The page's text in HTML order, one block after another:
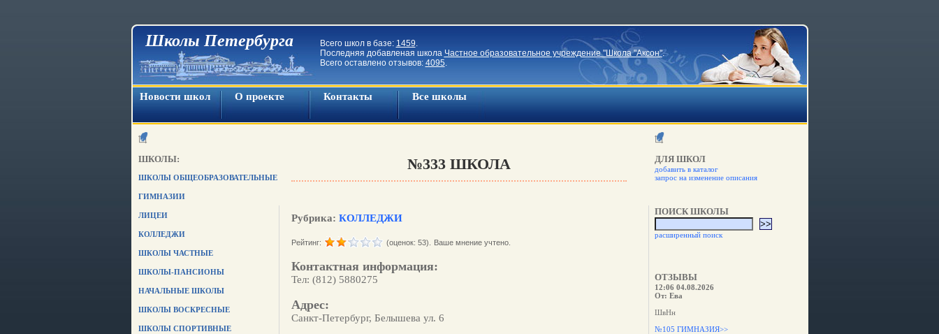
Школы Петербурга Всего школ в базе: 1459.
Последняя добавленая школа Частное образовательное учреждение "Школа "Аксон".
Всего оставлено отзывов: 4095.
Новости школ О проекте Контакты Все школы
ШКОЛЫ:
ШКОЛЫ ОБЩЕОБРАЗОВАТЕЛЬНЫЕ
ГИМНАЗИИ
ЛИЦЕИ
КОЛЛЕДЖИ
ШКОЛЫ ЧАСТНЫЕ
ШКОЛЫ-ПАНСИОНЫ
НАЧАЛЬНЫЕ ШКОЛЫ
ШКОЛЫ ВОСКРЕСНЫЕ
ШКОЛЫ СПОРТИВНЫЕ
№333 ШКОЛА
Рубрика: КОЛЛЕДЖИ
Рейтинг: (оценок: 53). Ваше мнение учтено.
Контактная информация:
Тел: (812) 5880275
Адрес:
Санкт-Петербург, Белышева ул. 6
ДЛЯ ШКОЛ
добавить в каталог
запрос на изменение описания
ПОИСК ШКОЛЫ
расширенный поиск
ОТЗЫВЫ
12:06 04.08.2026
От: Ева
ШвНн
№105 ГИМНАЗИЯ>>